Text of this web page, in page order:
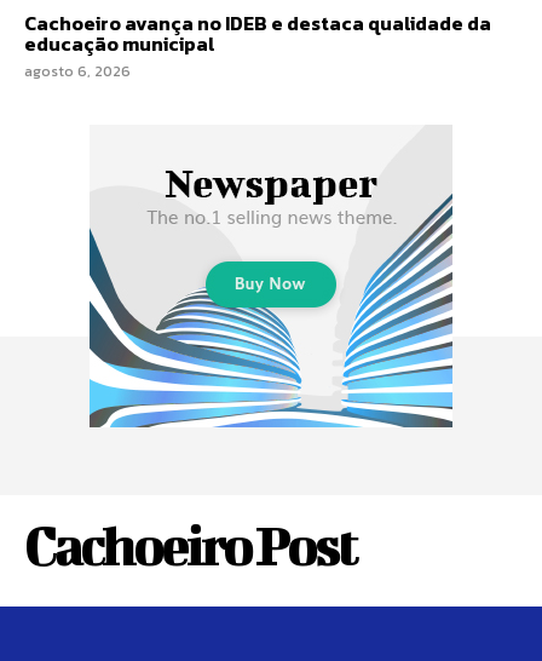
Cachoeiro avança no IDEB e destaca qualidade da
educação municipal
agosto 6, 2026
Cachoeiro Post